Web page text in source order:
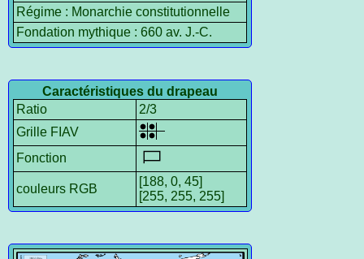
Régime : Monarchie constitutionnelle
Fondation mythique : 660 av. J.-C.
Caractéristiques du drapeau
Ratio
2/3
Grille FIAV
Fonction
couleurs RGB
[188, 0, 45]
[255, 255, 255]